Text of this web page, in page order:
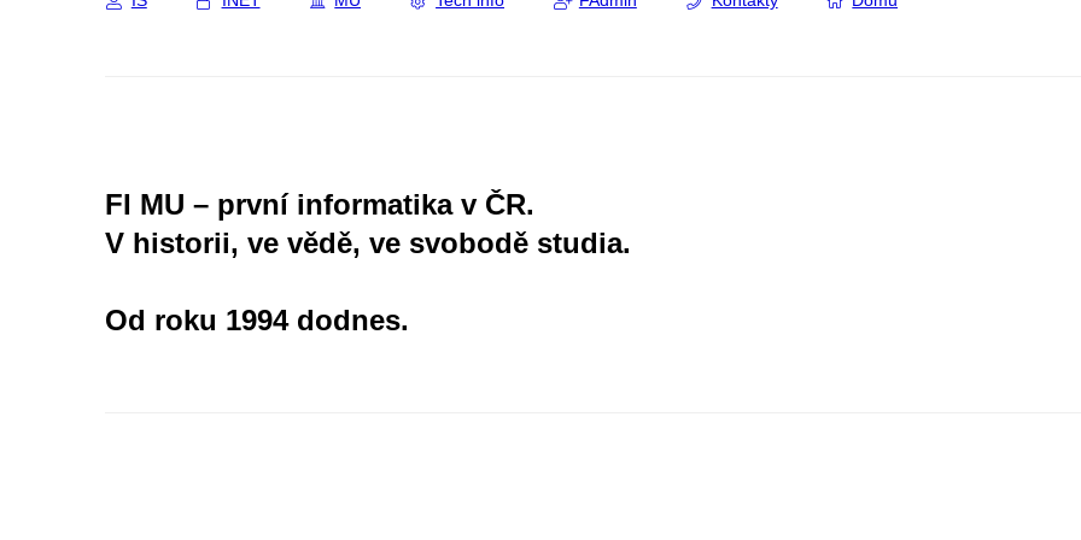
FI MU – první informatika v ČR.
V historii, ve vědě, ve svobodě studia.
Od roku 1994 dodnes.